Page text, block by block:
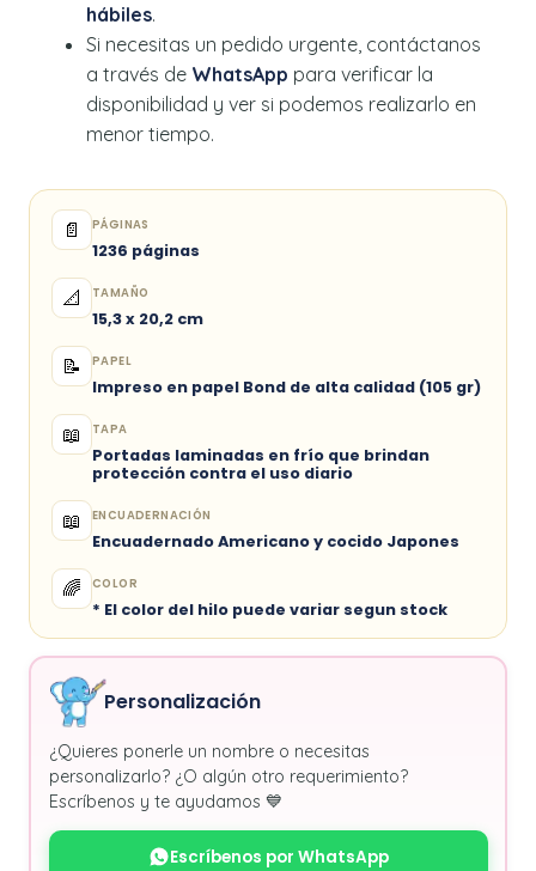
hábiles.
Si necesitas un pedido urgente, contáctanos
a través de WhatsApp para verificar la
disponibilidad y ver si podemos realizarlo en
menor tiempo.
📄 PÁGINAS
1236 páginas
📐 TAMAÑO
15,3 x 20,2 cm
📝 PAPEL
Impreso en papel Bond de alta calidad (105 gr)
📖 TAPA
Portadas laminadas en frío que brindan
protección contra el uso diario
📖 ENCUADERNACIÓN
Encuadernado Americano y cocido Japones
🌈 COLOR
* El color del hilo puede variar segun stock
Personalización
¿Quieres ponerle un nombre o necesitas
personalizarlo? ¿O algún otro requerimiento?
Escríbenos y te ayudamos 💙
Escríbenos por WhatsApp